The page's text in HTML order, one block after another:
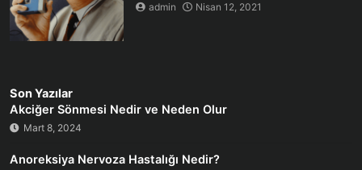
admin Nisan 12, 2021
Son Yazılar
Akciğer Sönmesi Nedir ve Neden Olur
Mart 8, 2024
Anoreksiya Nervoza Hastalığı Nedir?